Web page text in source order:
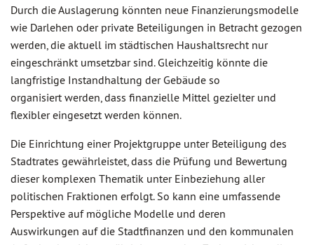
Durch die Auslagerung könnten neue Finanzierungsmodelle
wie Darlehen oder private Beteiligungen in Betracht gezogen
werden, die aktuell im städtischen Haushaltsrecht nur
eingeschränkt umsetzbar sind. Gleichzeitig könnte die
langfristige Instandhaltung der Gebäude so
organisiert werden, dass finanzielle Mittel gezielter und
flexibler eingesetzt werden können.
Die Einrichtung einer Projektgruppe unter Beteiligung des
Stadtrates gewährleistet, dass die Prüfung und Bewertung
dieser komplexen Thematik unter Einbeziehung aller
politischen Fraktionen erfolgt. So kann eine umfassende
Perspektive auf mögliche Modelle und deren
Auswirkungen auf die Stadtfinanzen und den kommunalen